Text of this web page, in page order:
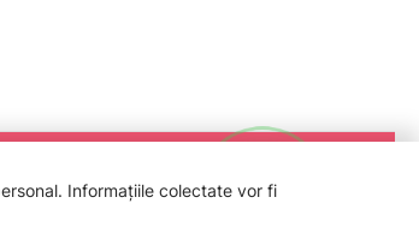
Informațiile colectate vor fi